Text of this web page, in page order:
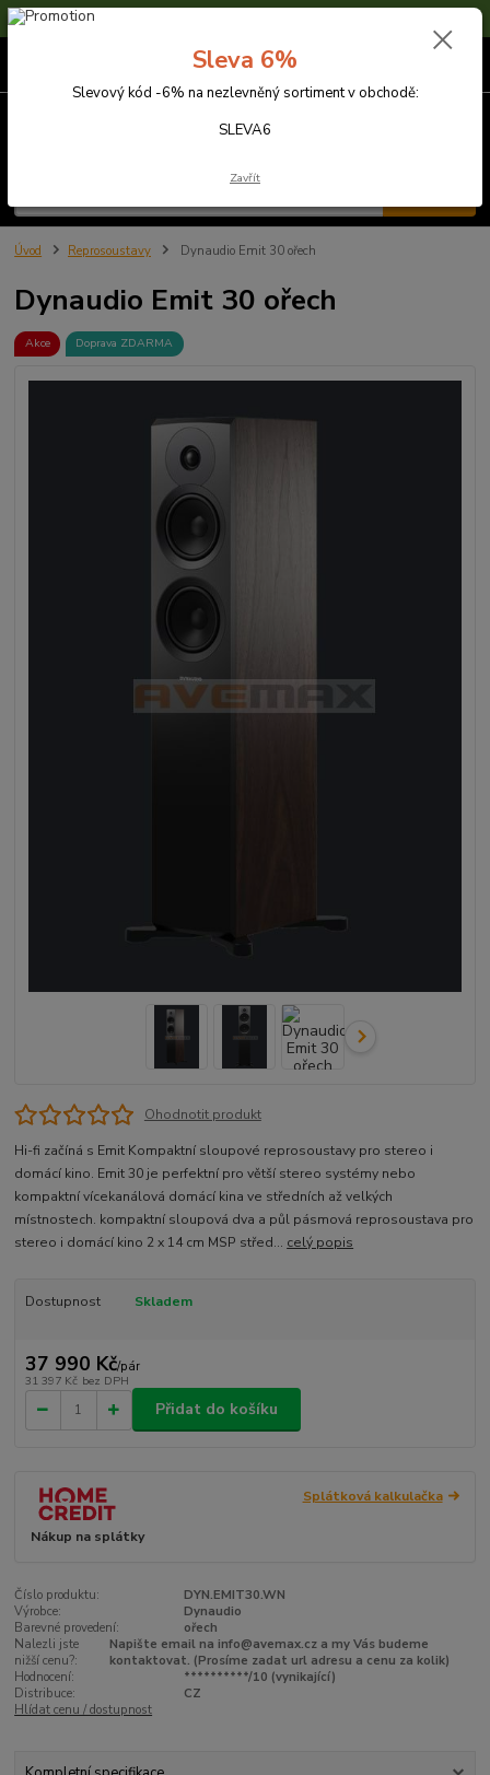
Sleva 6% na nezlevněné zboží s kódem SLEVA6
Úvod Reprosoustavy Dynaudio Emit 30 ořech
Dynaudio Emit 30 ořech
Akce Doprava ZDARMA
Ohodnotit produkt
Hi-fi začíná s Emit Kompaktní sloupové reprosoustavy pro stereo i
domácí kino. Emit 30 je perfektní pro větší stereo systémy nebo
kompaktní vícekanálová domácí kina ve středních až velkých
místnostech. kompaktní sloupová dva a půl pásmová reprosoustava pro
stereo i domácí kino 2 x 14 cm MSP střed... celý popis
Dostupnost Skladem
37 990 Kč/pár
31 397 Kč bez DPH
Přidat do košíku
Splátková kalkulačka
Nákup na splátky
Číslo produktu:
DYN.EMIT30.WN
Výrobce:
Dynaudio
Barevné provedení:
ořech
Nalezli jste
nižší cenu?:
Napište email na info@avemax.cz a my Vás budeme
kontaktovat. (Prosíme zadat url adresu a cenu za kolik)
Hodnocení:
**********/10 (vynikající)
Distribuce:
CZ
Hlídat cenu / dostupnost
Sleva 6%
Slevový kód -6% na nezlevněný sortiment v obchodě:
SLEVA6
Zavřít